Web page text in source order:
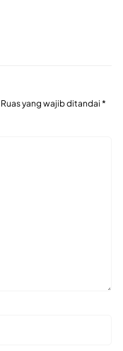
Ruas yang wajib ditandai *